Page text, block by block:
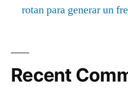
rotan para generar un
Recent